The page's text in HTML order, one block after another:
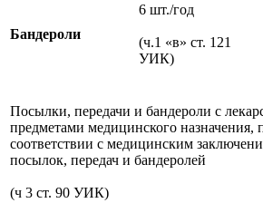
Бандероли
6 шт./год
(ч.1 «в» ст. 121
УИК)
Посылки, передачи и бандероли с
предметами медицинского
соответствии с медицинским
посылок, передач и бандеролей
(ч 3 ст. 90 УИК)